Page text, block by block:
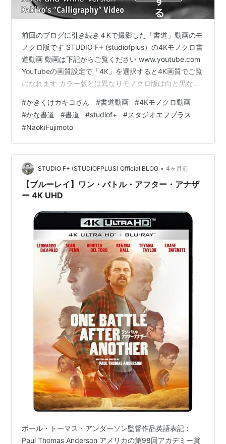
前回のブログに引き続き４Kで撮影した「書道」動画のモ
ノクロ版です STUDIO F+ (studiofplus）の4Kモノクロ書
道動画 動画は下記からご覧ください www.youtube.com
YouTubeの画質設定で「4K」を選択すると4K画質でご覧
になれます カラー版とは異なりモノクロ版は白と黒なの
用した機材リストです PanasonicLUMIX DC-GH6 OM
SYSTEMM.ZUIKO DIGITAL ED 12-40mm F2.8 PRO II 撮
影フォーマットC4K 24P V-Log 使用した編集ソフトは
DaVinci…
#かきくけカキコさん #書道動画 #4Kモノクロ動画
#かな書道 #書道 #studiof+ #スタジオエフプラス
#NaokiFujimoto
STUDIO F+ (STUDIOFPLUS) Official BLOG • 4ヶ月前
【ブルーレイ】ワン・バトル・アフター・アナザ
ー 4K UHD
ポール・トーマス・アンダーソン監督作品英語表記：
Paul Thomas Anderson アメリカの第98回アカデミー賞